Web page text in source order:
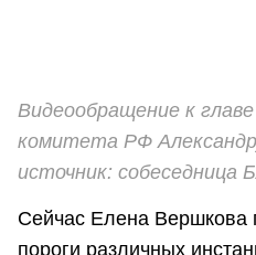
Видеообращение к
комитета РФ
источник: собеседница
Сейчас Елена Вершкова
пороги различных